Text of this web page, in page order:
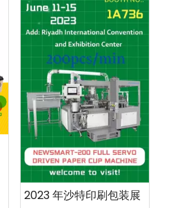
2023 年沙特印刷包装展